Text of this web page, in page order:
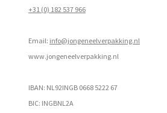
+31 (0) 182 537 966
Email: info@jongeneelverpakking.nl
www.jongeneelverpakking.nl
IBAN: NL92INGB 0668 5222 67
BIC: INGBNL2A